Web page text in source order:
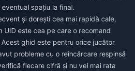
spațiu la final.
și dorești cea mai rapidă cale,
UID este cea pe care o recomand
ghid este pentru orice jucător
probleme cu o reîncărcare respinsă
fiecare cifră și nu vei mai rata